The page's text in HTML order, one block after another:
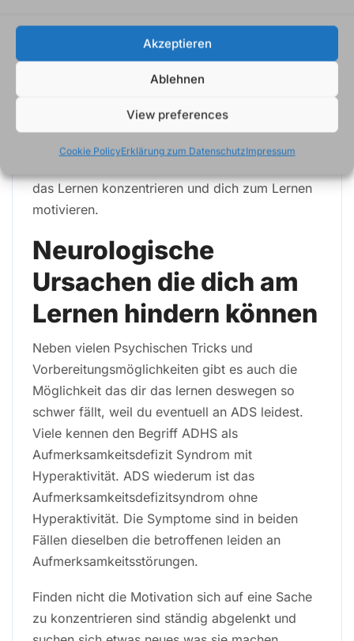
Akzeptieren
Ablehnen
View preferences
Cookie PolicyErklärung zum DatenschutzImpressum
irgendwelche Dinge lernen zu müssen. Daher
achte darauf das du genug gegessen hast und
keinen Hunger verspürst.
ist. Ausreichend Vitamine, Ballaststoffe und
Kohlenhydrate lassen dich geistig Fitter fühlen
das Lernen konzentrieren und dich zum Lernen
motivieren.
Neurologische
Ursachen die dich am
Lernen hindern können
Neben vielen Psychischen Tricks und
Vorbereitungsmöglichkeiten gibt es auch die
Möglichkeit das dir das lernen deswegen so
schwer fällt, weil du eventuell an ADS leidest.
Viele kennen den Begriff ADHS als
Aufmerksamkeitsdefizit Syndrom mit
Hyperaktivität. ADS wiederum ist das
Aufmerksamkeitsdefizitsyndrom ohne
Hyperaktivität. Die Symptome sind in beiden
Fällen dieselben die betroffenen leiden an
Aufmerksamkeitsstörungen.
Finden nicht die Motivation sich auf eine Sache
zu konzentrieren sind ständig abgelenkt und